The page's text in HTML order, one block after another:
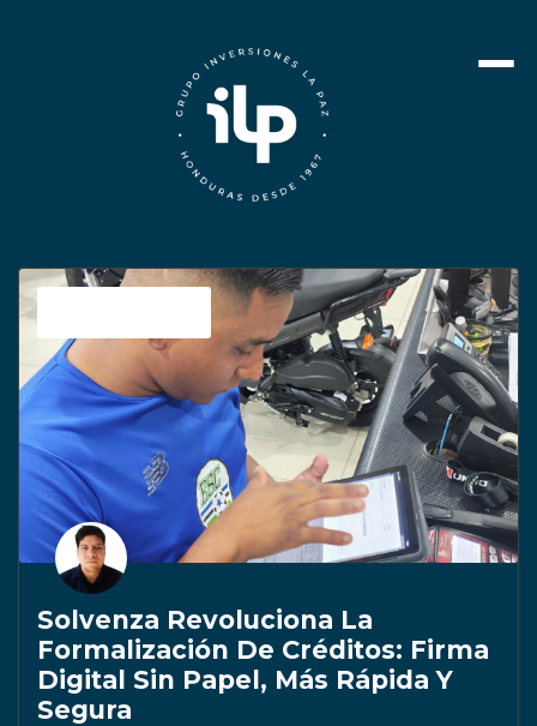
Solvenza Revoluciona La
Formalización De Créditos: Firma
Digital Sin Papel, Más Rápida Y
Segura